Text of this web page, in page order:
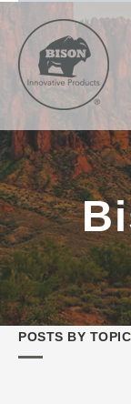
POSTS BY TOPIC